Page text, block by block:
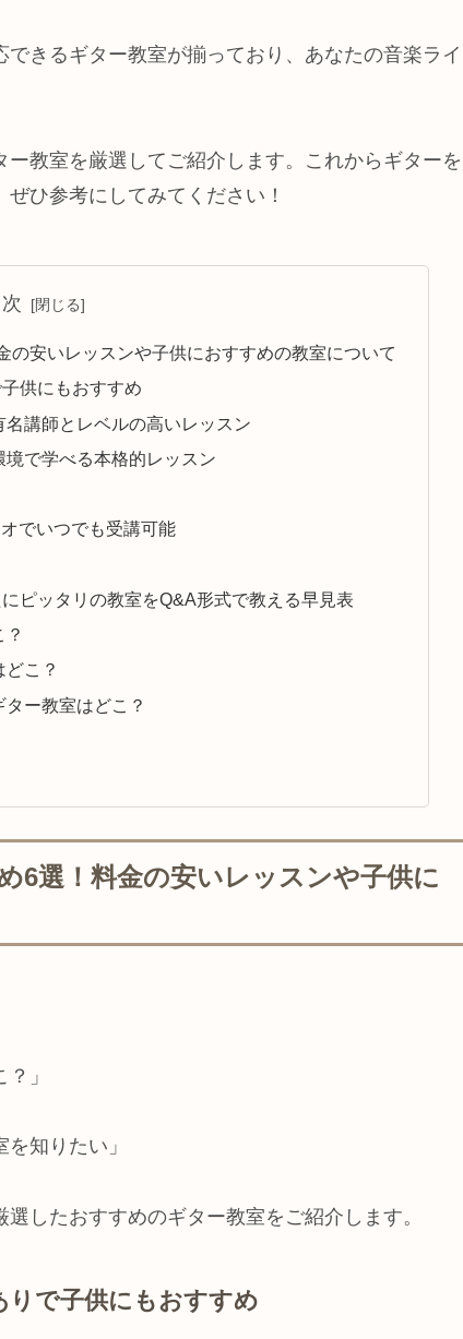
きるギター教室が揃っており、あなたの音楽ライ
教室を厳選してご紹介します。これからギターを
ひ参考にしてみてください！
安いレッスンや子供におすすめの教室について
供にもおすすめ
講師とレベルの高いレッスン
で学べる本格的レッスン
でいつでも受講可能
ピッタリの教室をQ&A形式で教える早見表
こ？
ー教室はどこ？
6選！料金の安いレッスンや子供に
」
知りたい」
したおすすめのギター教室をご紹介します。
りで子供にもおすすめ